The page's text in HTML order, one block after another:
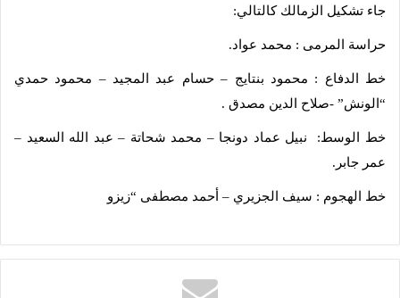
جاء تشكيل الزمالك كالتالي:
حراسة المرمى : محمد عواد.
خط الدفاع : محمود بنتايج – حسام عبد المجيد – محمود حمدي
“الونش” -صلاح الدين مصدق .
خط الوسط: نبيل عماد دونجا – محمد شحاتة – عبد الله السعيد –
عمر جابر.
خط الهجوم : سيف الجزيري – أحمد مصطفى “زيزو